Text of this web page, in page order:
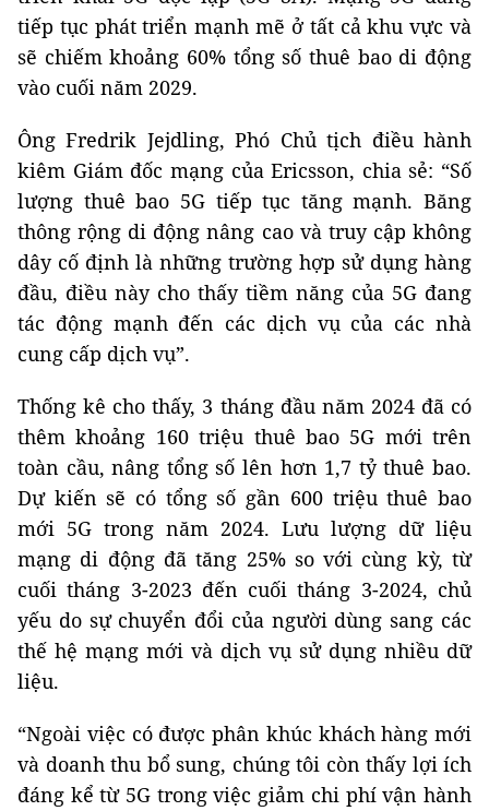
tiếp tục phát triển mạnh mẽ ở tất cả khu vực và
sẽ chiếm khoảng 60% tổng số thuê bao di động
vào cuối năm 2029.
Ông Fredrik Jejdling, Phó Chủ tịch điều hành
kiêm Giám đốc mạng của Ericsson, chia sẻ: “Số
lượng thuê bao 5G tiếp tục tăng mạnh. Băng
thông rộng di động nâng cao và truy cập không
dây cố định là những trường hợp sử dụng hàng
đầu, điều này cho thấy tiềm năng của 5G đang
tác động mạnh đến các dịch vụ của các nhà
cung cấp dịch vụ”.
Thống kê cho thấy, 3 tháng đầu năm 2024 đã có
thêm khoảng 160 triệu thuê bao 5G mới trên
toàn cầu, nâng tổng số lên hơn 1,7 tỷ thuê bao.
Dự kiến sẽ có tổng số gần 600 triệu thuê bao
mới 5G trong năm 2024. Lưu lượng dữ liệu
mạng di động đã tăng 25% so với cùng kỳ, từ
cuối tháng 3-2023 đến cuối tháng 3-2024, chủ
yếu do sự chuyển đổi của người dùng sang các
thế hệ mạng mới và dịch vụ sử dụng nhiều dữ
liệu.
“Ngoài việc có được phân khúc khách hàng mới
và doanh thu bổ sung, chúng tôi còn thấy lợi ích
đáng kể từ 5G trong việc giảm chi phí vận hành